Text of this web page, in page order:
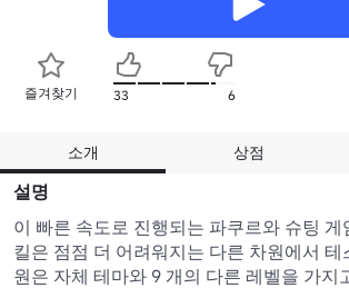
즐겨찾기 33 6
소개 상점
설명
이 빠른 속도로 진행되는 파쿠르와 슈팅 게
킬은 점점 더 어려워지는 다른 차원에서 테
원은 자체 테마와 9 개의 다른 레벨을 가지